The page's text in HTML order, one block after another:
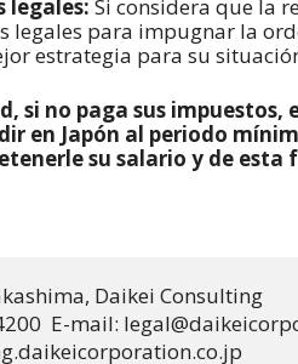
legales: Si considera que la
legales para impugnar la
estrategia para su
si no paga sus
en Japón al periodo
su salario y de esta
Daikei Consulting
E-mail: